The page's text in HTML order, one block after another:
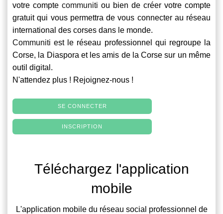
votre compte communiti ou bien de créer votre compte
gratuit qui vous permettra de vous connecter au réseau
international des corses dans le monde.
Communiti est le réseau professionnel qui regroupe la
Corse, la Diaspora et les amis de la Corse sur un même
outil digital.
N'attendez plus ! Rejoignez-nous !
SE CONNECTER
INSCRIPTION
Téléchargez l'application
mobile
L'application mobile du réseau social professionnel de